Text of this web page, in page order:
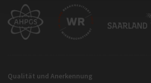
Qualität und Anerkennung